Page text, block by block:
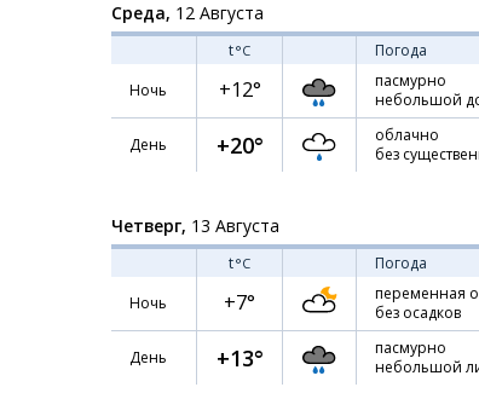
Среда, 12 Августа
t°C Погода
Ночь
+12°
пасмурно
небольшой
День +20°
облачно
без
Четверг, 13 Августа
t°C Погода
Ночь
+7°
переменная
без осадков
День +13°
пасмурно
небольшой